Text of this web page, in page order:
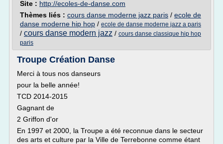
Site : http://ecoles-de-danse.com
Thèmes liés : cours danse moderne jazz paris / ecole de
danse moderne hip hop / ecole de danse moderne jazz a paris
/ cours danse modern jazz / cours danse classique hip hop
paris
Troupe Création Danse
Merci à tous nos danseurs
pour la belle année!
TCD 2014-2015
Gagnant de
2 Griffon d'or
En 1997 et 2000, la Troupe a été reconnue dans le secteur
des arts et culture par la Ville de Terrebonne comme étant